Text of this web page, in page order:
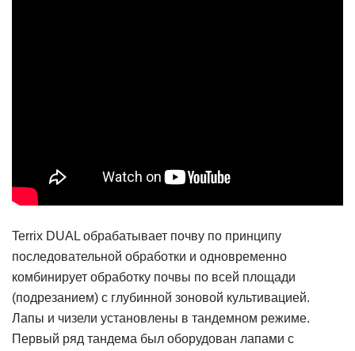
Terrix DUAL обрабатывает почву по принципу
последовательной обработки и одновременно
комбинирует обработку почвы по всей площади
(подрезанием) с глубинной зоновой культивацией.
Лапы и чизели установлены в тандемном режиме.
Первый ряд тандема был оборудован лапами с